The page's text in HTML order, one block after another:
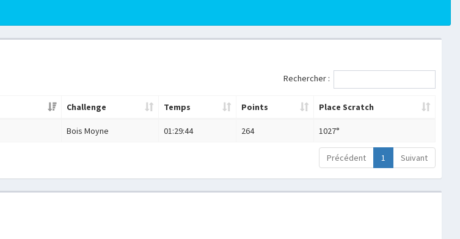
Rechercher :
Challenge Temps Points Place Scratch
Bois Moyne 01:29:44 264 1027°
Précédent 1 Suivant